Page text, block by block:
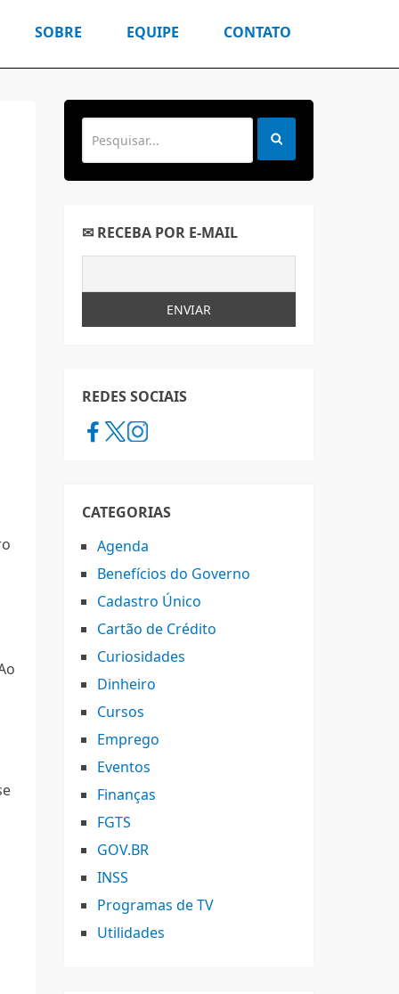
SOBRE EQUIPE CONTATO
✉ RECEBA POR E-MAIL
REDES SOCIAIS
CATEGORIAS
Agenda
Benefícios do Governo
Cadastro Único
Cartão de Crédito
Curiosidades
Dinheiro
Cursos
Emprego
Eventos
Finanças
FGTS
GOV.BR
INSS
Programas de TV
Utilidades